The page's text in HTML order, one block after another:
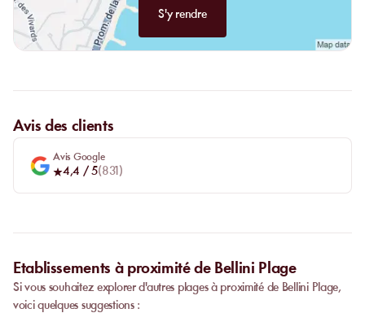
S'y rendre
Avis des clients
Avis Google
4,4 / 5(831)
Etablissements à proximité de Bellini Plage
Si vous souhaitez explorer d'autres plages à proximité de Bellini Plage,
voici quelques suggestions :